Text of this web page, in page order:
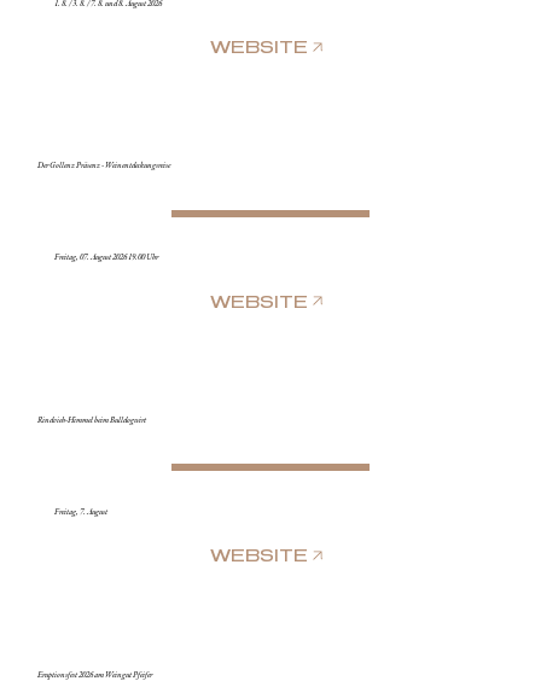
1. 8. / 3. 8. / 7. 8. und 8. August 2026
WEBSITE
Der Gollenz Präsenz - Weinentdeckungsreise
Freitag, 07. August 2026 19.00 Uhr
WEBSITE
Rindvieh-Himmel beim Bulldogwirt
Freitag, 7. August
WEBSITE
Eruptionsfest 2026 am Weingut Pfeifer